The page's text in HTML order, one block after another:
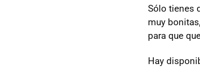
Sólo tienes
muy
para que
Hay